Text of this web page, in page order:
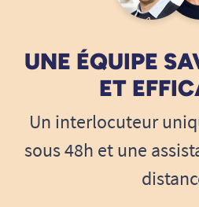
UNE ÉQUIPE
ET
Un interlocuteur
sous 48h et une